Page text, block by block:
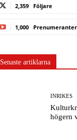
2,359 Följare
1,000 Prenumeranter
Senaste artiklarna
INRIKES
högern